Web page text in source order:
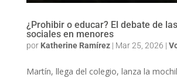
¿Prohibir o educar? El debate de
sociales en menores
por Katherine Ramírez| Mar 25, 2026 |
Martín, llega del colegio, lanza la